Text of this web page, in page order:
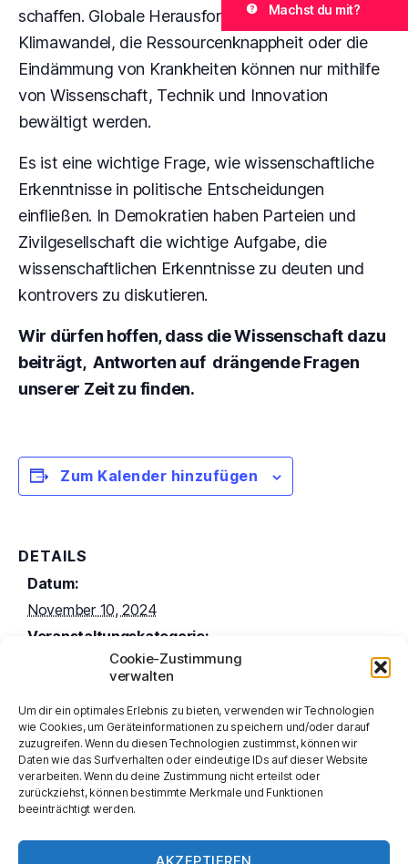
Cookie-Zustimmung
verwalten
Um dir ein optimales Erlebnis zu bieten, verwenden wir Technologien
wie Cookies, um Geräteinformationen zu speichern und/oder darauf
zuzugreifen. Wenn du diesen Technologien zustimmst, können wir
Daten wie das Surfverhalten oder eindeutige IDs auf dieser Website
verarbeiten. Wenn du deine Zustimmung nicht erteilst oder
zurückziehst, können bestimmte Merkmale und Funktionen
beeinträchtigt werden.
AKZEPTIEREN
schaffen. Globale Herausforderungen wie der
Klimawandel, die Ressourcenknappheit oder die
Eindämmung von Krankheiten können nur mithilfe
von Wissenschaft, Technik und Innovation
bewältigt werden.
Es ist eine wichtige Frage, wie wissenschaftliche
Erkenntnisse in politische Entscheidungen
einfließen. In Demokratien haben Parteien und
Zivilgesellschaft die wichtige Aufgabe, die
wissenschaftlichen Erkenntnisse zu deuten und
kontrovers zu diskutieren.
Wir dürfen hoffen, dass die Wissenschaft dazu
beiträgt, Antworten auf drängende Fragen
unserer Zeit zu finden.
Zum Kalender hinzufügen
DETAILS
Datum:
November 10, 2024
Veranstaltungskategorie:
https://humanistisches-bekenntnis.org/sample-
page/events/tag-des-wissenschaft/
Welttag der geistigen
Gesundheit
Welttag der
Machst du mit?